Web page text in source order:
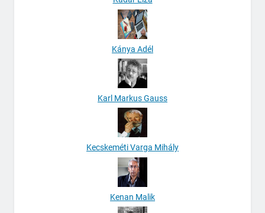
Kánya Adél
Karl Markus Gauss
Kecskeméti Varga Mihály
Kenan Malik